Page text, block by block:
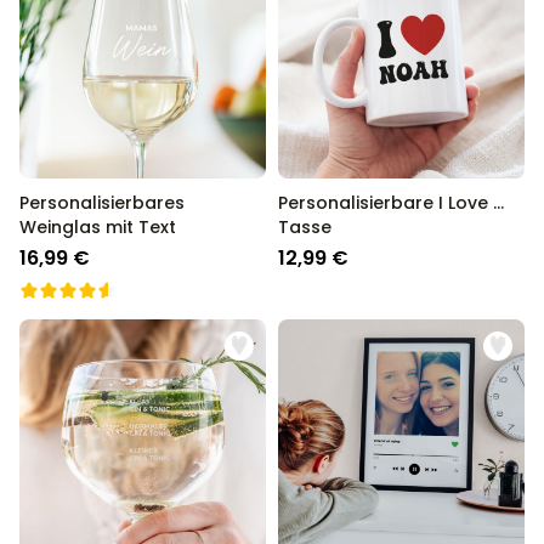
Personalisierbares
Weinglas mit Text
16,99 €
Personalisierbare I Love ...
Tasse
12,99 €